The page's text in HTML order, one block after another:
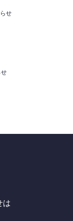
せ
は